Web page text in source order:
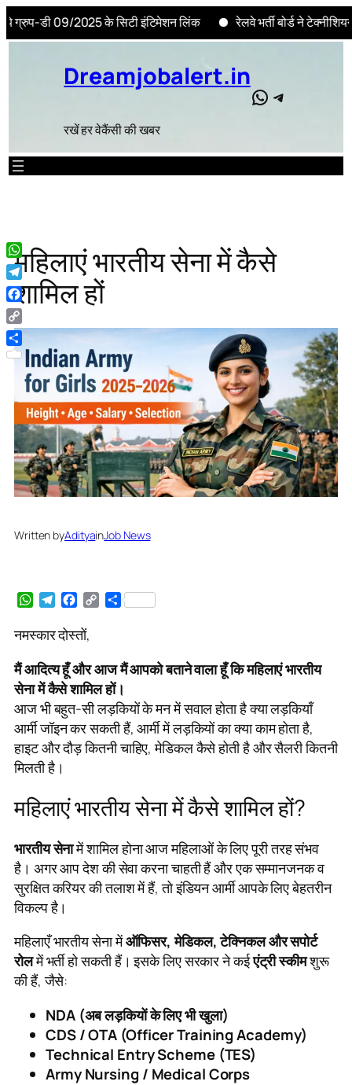
2025 के सिटी इंटिमेशन लिंक रेलवे भर्ती बोर्ड ने टेक्नीशियन ग्रेड 3 के
Skip
Dreamjobalert.in
रखें हर वेकैंसी की खबर
WhatsApp
Telegram
महिलाएं भारतीय सेना में कैसे
शामिल हों
Written byAdityainJob News
WhatsApp
TelegramFacebook
CopyShare
नमस्कार दोस्तों,
मैं आदित्य हूँ और आज मैं आपको बताने वाला हूँ कि महिलाएं भारतीय
सेना में कैसे शामिल हों।
आज भी बहुत-सी लड़कियों के मन में सवाल होता है क्या लड़कियाँ
आर्मी जॉइन कर सकती हैं, आर्मी में लड़कियों का क्या काम होता है,
हाइट और दौड़ कितनी चाहिए, मेडिकल कैसे होती है और सैलरी कितनी
मिलती है।
महिलाएं भारतीय सेना में कैसे शामिल हों?
भारतीय सेनामें शामिल होना आज महिलाओं के लिए पूरी तरह संभव
है। अगर आप देश की सेवा करना चाहती हैं और एक सम्मानजनक व
सुरक्षित करियर की तलाश में हैं, तो इंडियन आर्मी आपके लिए बेहतरीन
विकल्प है।
महिलाएँ भारतीय सेना मेंऑफिसर, मेडिकल, टेक्निकल और सपोर्ट
रोलमें भर्ती हो सकती हैं। इसके लिए सरकार ने कईएंट्री स्कीमशुरू
की हैं, जैसे:
NDA (अब लड़कियों के लिए भी खुला)
CDS / OTA (Officer Training Academy)
Technical Entry Scheme (TES)
Army Nursing / Medical Corps
WhatsApp
Telegram
Facebook
Copy
Link
Share